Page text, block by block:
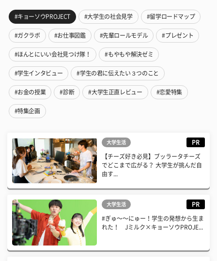
#キョーソウPROJECT #大学生の社会見学 #留学ロードマップ
#ガクラボ #お仕事図鑑 #先輩ロールモデル #プレゼント
#ほんとにいい会社見つけ隊！ #もやもや解決ゼミ
#学生インタビュー #学生の君に伝えたい３つのこと
#お金の授業 #診断 #大学生正直レビュー #恋愛特集
#特集企画
大学生活 PR
【チーズ好き必見】ブッラータチーズ
でどこまで広がる？ 大学生が挑んだ自
由す...
大学生活 PR
#ぎゅ〜〜にゅー！学生の発想から生ま
れた！ Jミルク×キョーソウPROJE...